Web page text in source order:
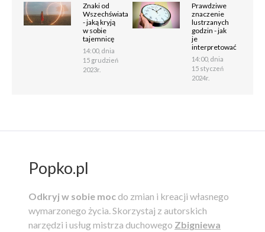
Znaki od
Wszechświata
- jaką kryją
w sobie
tajemnicę
14:00, dnia
15 grudzień
2023r.
Prawdziwe
znaczenie
lustrzanych
godzin - jak
je
interpretować
14:00, dnia
15 styczeń
2024r.
Popko.pl
Odkryj w sobie moc do zmian i kreacji własnego
wymarzonego życia. Skorzystaj z autorskich
narzędzi i usług mistrza duchowego Zbigniewa